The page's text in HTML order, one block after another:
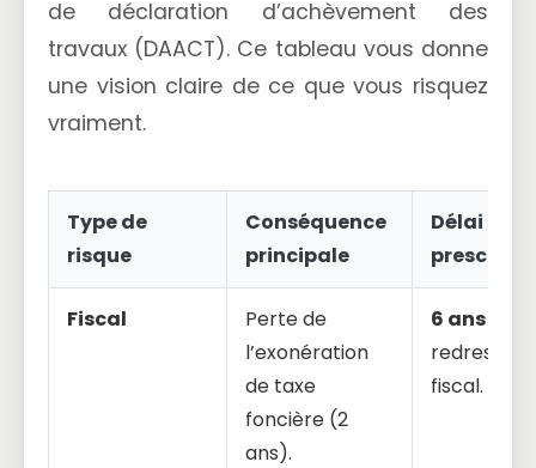
de déclaration d’achèvement des
travaux (DAACT). Ce tableau vous donne
une vision claire de ce que vous risquez
vraiment.
Type de
risque
Conséquence
principale
Délai de
Fiscal
Perte de
l’exonération
de taxe
foncière (2
ans).
6 ans
fiscal.